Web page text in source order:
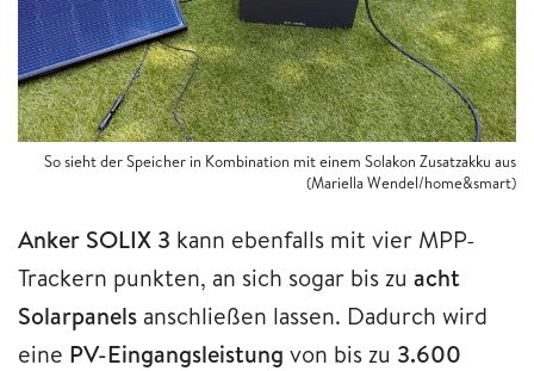
So sieht der Speicher in Kombination mit einem Solakon Zusatzakku aus
(Mariella Wendel/home&smart)
Anker SOLIX 3 kann ebenfalls mit vier MPP-
Trackern punkten, an sich sogar bis zu acht
Solarpanels anschließen lassen. Dadurch wird
eine PV-Eingangsleistung von bis zu 3.600